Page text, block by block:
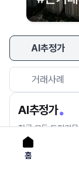
AI추정가
거래사례
AI추정가
전국 모든 토지건
세요.
홈